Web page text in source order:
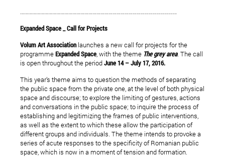
Expanded Space _ Call for Projects
Volum Art Associationlaunches a new call for projects for the
programmeExpanded Space , with the theme The grey area. The call
is open throughout the periodJune 14 – July 17, 2016.
This year’s theme aims to question the methods of separating
the public space from the private one, at the level of both physical
space and discourse; to explore the limiting of gestures, actions
and conversations in the public space; to inquire the process of
establishing and legitimizing the frames of public interventions,
as well as the extent to which these allow the participation of
different groups and individuals. The theme intends to provoke a
series of acute responses to the specificity of Romanian public
space, which is now in a moment of tension and formation.